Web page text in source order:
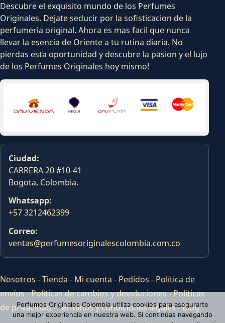
Descubre el exquisito mundo de los Perfumes
Originales. Dejate seducir por la sofisticacion de la
perfumeria original. Ahora es mas facil que nunca
llevar la esencia de Oriente a tu rutina diaria. No
pierdas esta oportunidad y descubre la pasion y el lujo
de los Perfumes Originales hoy mismo!
Ciudad:
CARRERA 20 #10-41
Bogota, Colombia.
Whatsapp:
+57 3212462399
Correo:
ventas@perfumesoriginalescolombia.com.co
Nosotros -Tienda - Mi cuenta - Pedidos - Política de
envíos-Politicas de cambios y devoluciones-Politicas
de privacidad-Terminos y condiciones legales-Blog
Perfumes Originales Colombia utiliza cookies para asegurarte
una mejor experiencia en nuestra web. Si continúas navegando